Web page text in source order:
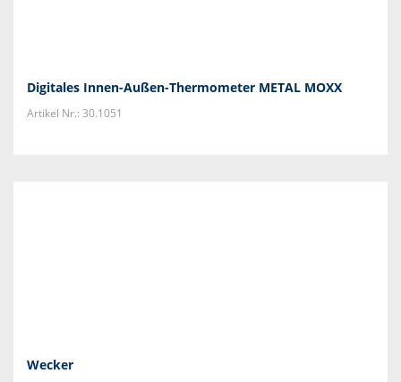
Digitales Innen-Außen-Thermometer METAL MOXX
Artikel Nr.: 30.1051
Wecker